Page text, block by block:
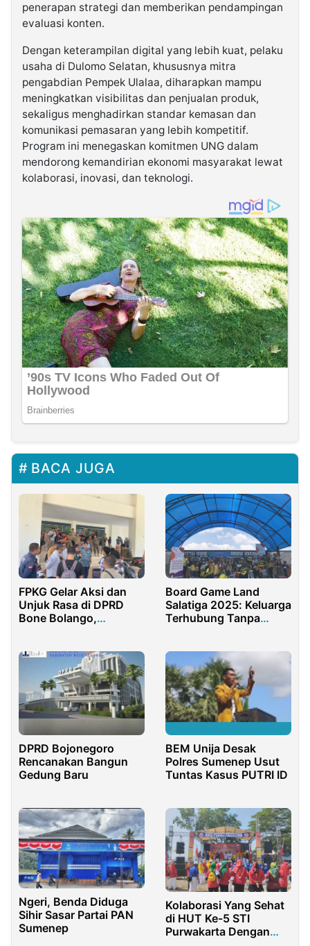
penerapan strategi dan memberikan pendampingan
evaluasi konten.
Dengan keterampilan digital yang lebih kuat, pelaku
usaha di Dulomo Selatan, khususnya mitra
pengabdian Pempek Ulalaa, diharapkan mampu
meningkatkan visibilitas dan penjualan produk,
sekaligus menghadirkan standar kemasan dan
komunikasi pemasaran yang lebih kompetitif.
Program ini menegaskan komitmen UNG dalam
mendorong kemandirian ekonomi masyarakat lewat
kolaborasi, inovasi, dan teknologi.
BACA JUGA
FPKG Gelar Aksi dan
Unjuk Rasa di DPRD
Bone Bolango,
Pansus
Board Game Land
Salatiga 2025: Keluarga
Terhubung Tanpa
DPRD Bojonegoro
Rencanakan Bangun
Gedung Baru
BEM Unija Desak
Polres Sumenep Usut
Tuntas Kasus PUTRI ID
Ngeri, Benda Diduga
Sihir Sasar Partai PAN
Sumenep
Kolaborasi Yang Sehat
di HUT Ke-5 STI
Purwakarta Dengan